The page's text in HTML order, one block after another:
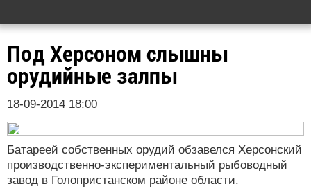
Под Херсоном слышны
орудийные залпы
18-09-2014 18:00
Батареей собственных орудий обзавелся Херсонский
производственно-экспериментальный рыбоводный
завод в Голопристанском районе области.